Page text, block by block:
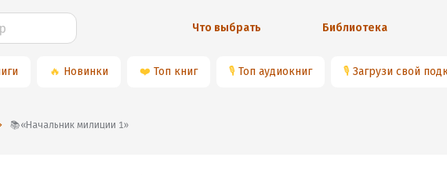
Что выбрать Библиотека
🔥 Новинки ❤️ Топ книг 🎙 Топ аудиокниг 🎙 Загрузи свой
📚«Начальник милиции 1»